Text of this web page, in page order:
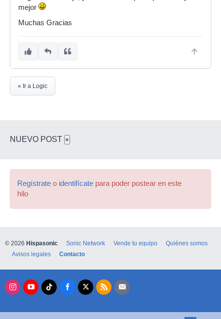
mejor
Muchas Gracias
« Ir a Logic
NUEVO POST ×
Regístrate o identifícate para poder postear en este
hilo
© 2026 Hispasonic Sonic Network Vende tu equipo
Quiénes somos
Avisos legales
Contacto